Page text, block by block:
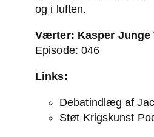
og i luften.
Værter: Kasper Junge
Episode: 046
Links:
Debatindlæg af
Støt Krigskunst